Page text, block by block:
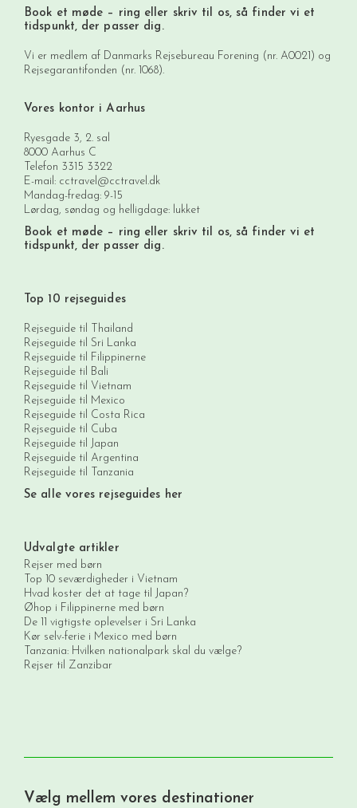
Book et møde – ring eller skriv til os, så finder vi et
tidspunkt, der passer dig.
Vi er medlem af Danmarks Rejsebureau Forening (nr. A0021) og
Rejsegarantifonden (nr. 1068).
Vores kontor i Aarhus
Ryesgade 3, 2. sal
8000 Aarhus C
Telefon 3315 3322
E-mail: cctravel@cctravel.dk
Mandag-fredag: 9-15
Lørdag, søndag og helligdage: lukket
Book et møde – ring eller skriv til os, så finder vi et
tidspunkt, der passer dig.
Top 10 rejseguides
Rejseguide til Thailand
Rejseguide til Sri Lanka
Rejseguide til Filippinerne
Rejseguide til Bali
Rejseguide til Vietnam
Rejseguide til Mexico
Rejseguide til Costa Rica
Rejseguide til Cuba
Rejseguide til Japan
Rejseguide til Argentina
Rejseguide til Tanzania
Se alle vores rejseguides her
Udvalgte artikler
Rejser med børn
Top 10 seværdigheder i Vietnam
Hvad koster det at tage til Japan?
Øhop i Filippinerne med børn
De 11 vigtigste oplevelser i Sri Lanka
Kør selv-ferie i Mexico med børn
Tanzania: Hvilken nationalpark skal du vælge?
Rejser til Zanzibar
Vælg mellem vores destinationer